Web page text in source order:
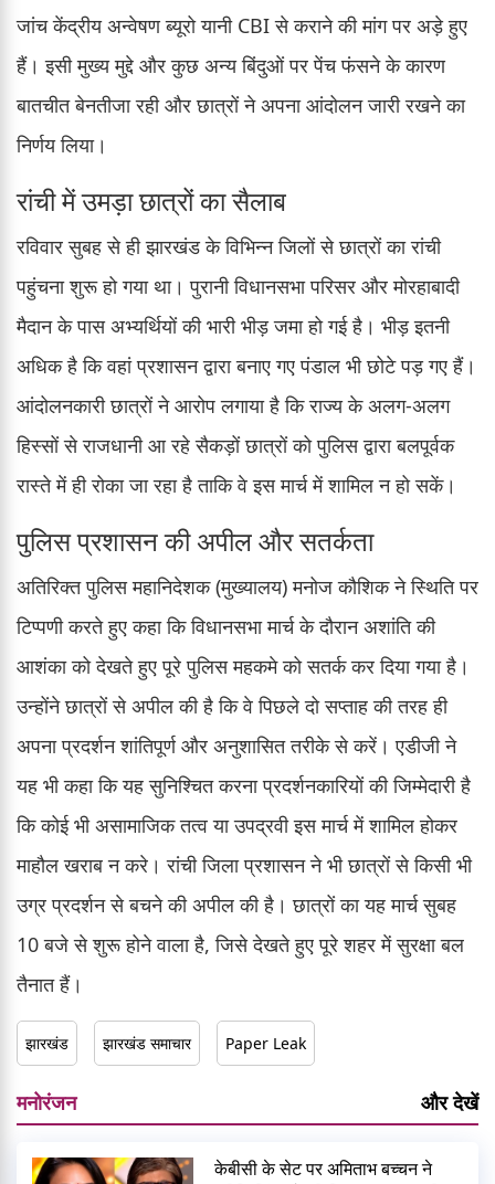
जांच केंद्रीय अन्वेषण ब्यूरो यानी CBI से कराने की मांग पर अड़े हुए
हैं। इसी मुख्य मुद्दे और कुछ अन्य बिंदुओं पर पेंच फंसने के कारण
बातचीत बेनतीजा रही और छात्रों ने अपना आंदोलन जारी रखने का
निर्णय लिया।
रांची में उमड़ा छात्रों का सैलाब
रविवार सुबह से ही झारखंड के विभिन्न जिलों से छात्रों का रांची
पहुंचना शुरू हो गया था। पुरानी विधानसभा परिसर और मोरहाबादी
मैदान के पास अभ्यर्थियों की भारी भीड़ जमा हो गई है। भीड़ इतनी
अधिक है कि वहां प्रशासन द्वारा बनाए गए पंडाल भी छोटे पड़ गए हैं।
आंदोलनकारी छात्रों ने आरोप लगाया है कि राज्य के अलग-अलग
हिस्सों से राजधानी आ रहे सैकड़ों छात्रों को पुलिस द्वारा बलपूर्वक
रास्ते में ही रोका जा रहा है ताकि वे इस मार्च में शामिल न हो सकें।
पुलिस प्रशासन की अपील और सतर्कता
अतिरिक्त पुलिस महानिदेशक (मुख्यालय) मनोज कौशिक ने स्थिति पर
टिप्पणी करते हुए कहा कि विधानसभा मार्च के दौरान अशांति की
आशंका को देखते हुए पूरे पुलिस महकमे को सतर्क कर दिया गया है।
उन्होंने छात्रों से अपील की है कि वे पिछले दो सप्ताह की तरह ही
अपना प्रदर्शन शांतिपूर्ण और अनुशासित तरीके से करें। एडीजी ने
यह भी कहा कि यह सुनिश्चित करना प्रदर्शनकारियों की जिम्मेदारी है
कि कोई भी असामाजिक तत्व या उपद्रवी इस मार्च में शामिल होकर
माहौल खराब न करे। रांची जिला प्रशासन ने भी छात्रों से किसी भी
उग्र प्रदर्शन से बचने की अपील की है। छात्रों का यह मार्च सुबह
10 बजे से शुरू होने वाला है, जिसे देखते हुए पूरे शहर में सुरक्षा बल
तैनात हैं।
झारखंड झारखंड समाचार Paper Leak
मनोरंजन और देखें
केबीसी के सेट पर अमिताभ बच्चन ने